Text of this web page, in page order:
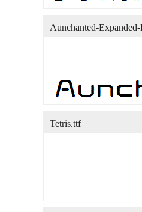
Aunchanted-
Tetris.ttf